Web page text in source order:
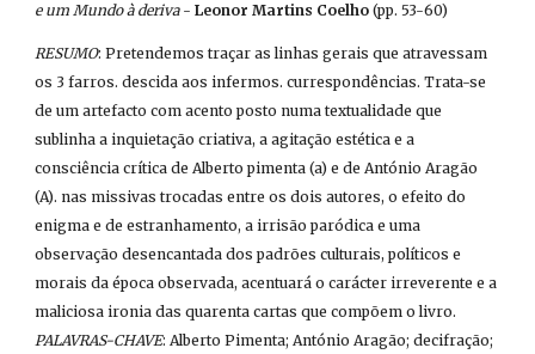
e um Mundo à deriva - Leonor Martins Coelho (pp. 53-60)
RESUMO: Pretendemos traçar as linhas gerais que atravessam
os 3 farros. descida aos infermos. currespondências. Trata-se
de um artefacto com acento posto numa textualidade que
sublinha a inquietação criativa, a agitação estética e a
consciência crítica de Alberto pimenta (a) e de António Aragão
(A). nas missivas trocadas entre os dois autores, o efeito do
enigma e de estranhamento, a irrisão paródica e uma
observação desencantada dos padrões culturais, políticos e
morais da época observada, acentuará o carácter irreverente e a
PALAVRAS-CHAVE: Alberto Pimenta; António Aragão; decifração;